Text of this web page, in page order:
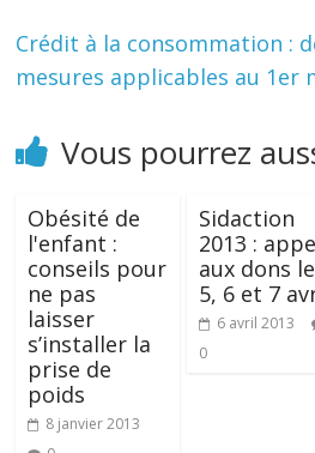
Crédit à la consommation :
mesures applicables au 1er
Vous pourrez
Obésité de
l'enfant :
conseils pour
ne pas
laisser
s’installer la
prise de
poids
8 janvier 2013
Sidaction
2013 :
aux dons
5, 6 et 7
6 avril 2013
0